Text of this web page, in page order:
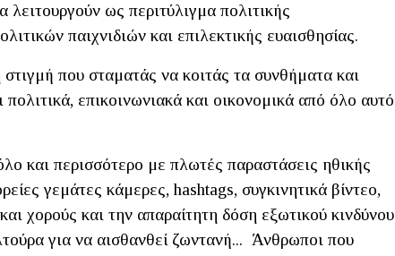
ως περιτύλιγμα πολιτικής
παιχνιδιών και επιλεκτικής ευαισθησίας.
που σταματάς να κοιτάς τα συνθήματα και
επικοινωνιακά και οικονομικά από όλο αυτό
και περισσότερο με πλωτές παραστάσεις ηθικής
γεμάτες κάμερες, hashtags, συγκινητικά βίντεο,
χορούς και την απαραίτητη δόση εξωτικού κινδύνου
για να αισθανθεί ζωντανή... Άνθρωποι που